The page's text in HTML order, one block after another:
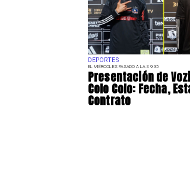
DEPORTES
EL MIÉRCOLES PASADO A LAS 9:35
Presentación de
Colo Colo: Fecha,
Contrato